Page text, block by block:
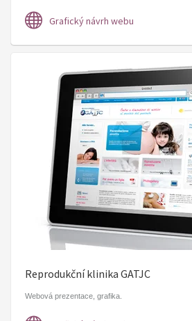
Grafický návrh webu
Reprodukční klinika GATJC
Webová prezentace, grafika.